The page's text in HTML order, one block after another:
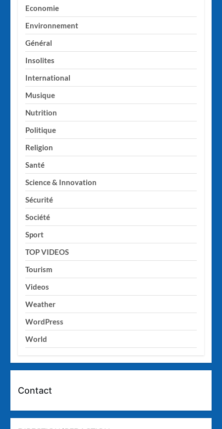
Economie
Environnement
Général
Insolites
International
Musique
Nutrition
Politique
Religion
Santé
Science & Innovation
Sécurité
Société
Sport
TOP VIDEOS
Tourism
Videos
Weather
WordPress
World
Contact